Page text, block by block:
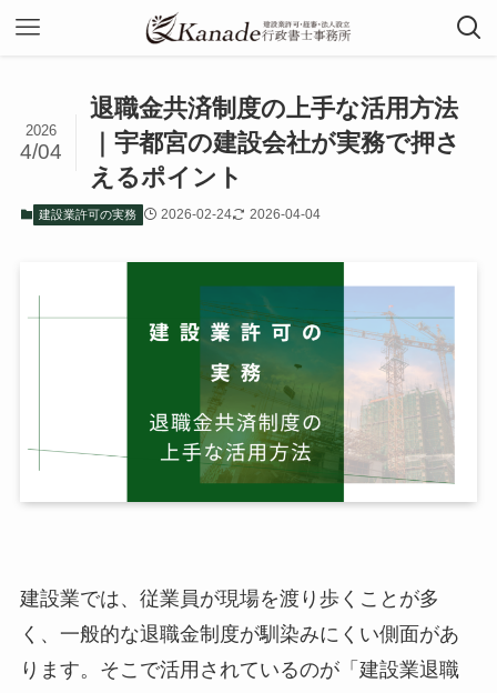
退職金共済制度の上手な活用方法
｜宇都宮の建設会社が実務で押さ
えるポイント
2026
4/04
建設業許可の実務 2026-02-24 2026-04-04
建設業では、従業員が現場を渡り歩くことが多
く、一般的な退職金制度が馴染みにくい側面があ
ります。そこで活用されているのが「建設業退職